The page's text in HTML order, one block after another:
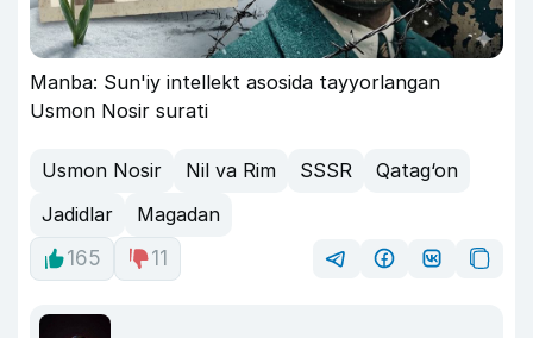
Manba: Sun'iy intellekt asosida tayyorlangan
Usmon Nosir surati
Usmon Nosir Nil va Rim SSSR
Qatag‘on
Jadidlar
Magadan
165
11